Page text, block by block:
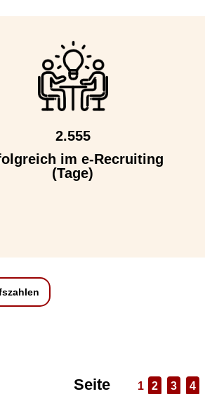
2.555
im e-Recruiting
(Tage)
Seite 1 2 3 4